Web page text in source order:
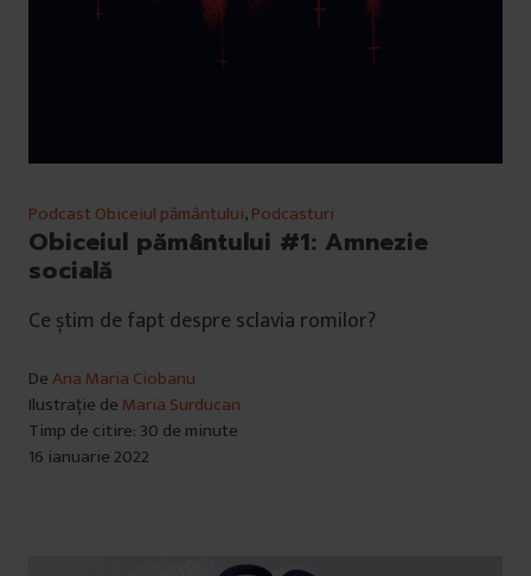
Podcast Obiceiul pământului,Podcasturi
Obiceiul pământului #1: Amnezie
socială
Ce știm de fapt despre sclavia romilor?
DeAna Maria Ciobanu
Ilustrație de Maria Surducan
Timp de citire: 30 de minute
16 ianuarie 2022